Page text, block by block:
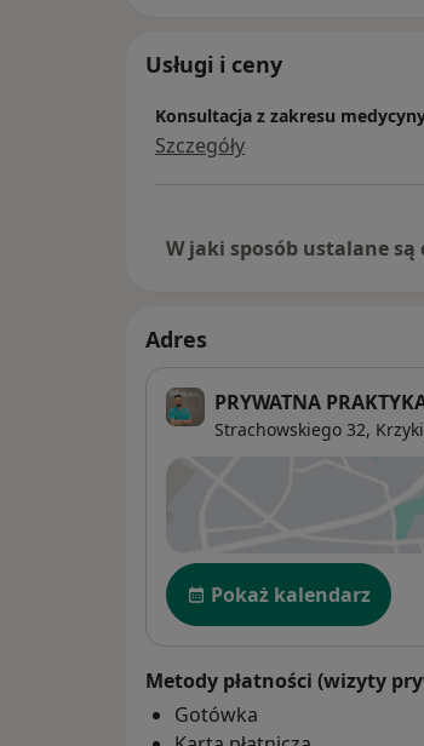
Usługi i ceny
Konsultacja z zakresu
Szczegóły
W jaki sposób ustalane są
Adres
PRYWATNA
Strachowskiego 32, Krzyki
Dostępność
Pokaż kalendarz
Metody płatności (wizyty
Gotówka